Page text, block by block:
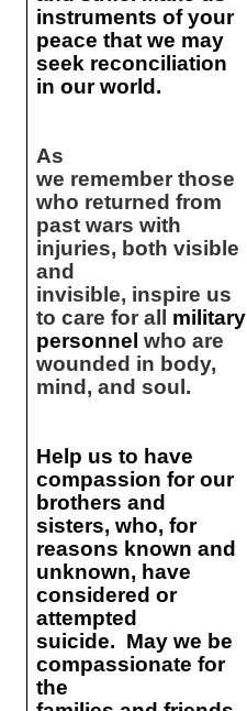
instruments of your
peace that we may
seek reconciliation
in our world.
As
we remember those
who returned from
past wars with
injuries, both visible
and
invisible, inspire us
to care for all military
personnel who are
wounded in body,
mind, and soul.
Help us to have
compassion for our
brothers and
sisters, who, for
reasons known and
unknown, have
considered or
attempted
suicide. May we be
compassionate for
the